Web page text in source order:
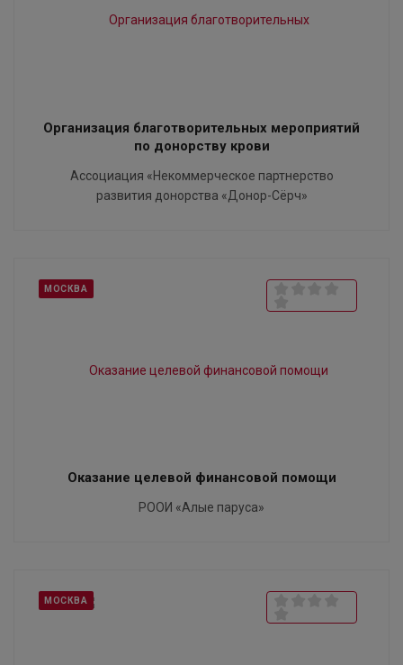
Организация благотворительных мероприятий
по донорству крови
Ассоциация «Некоммерческое партнерство
развития донорства «Донор-Сёрч»
МОСКВА
Оказание целевой финансовой помощи
РООИ «Алые паруса»
МОСКВА